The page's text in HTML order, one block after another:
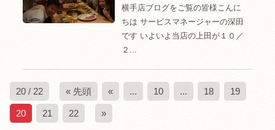
横手店ブログをご覧の皆様こんに
ちは サービスマネージャーの深田
です いよいよ当店の上田が１０／
２...
20 / 22 « 先頭 « ... 10 ... 18 19
20 21 22 »